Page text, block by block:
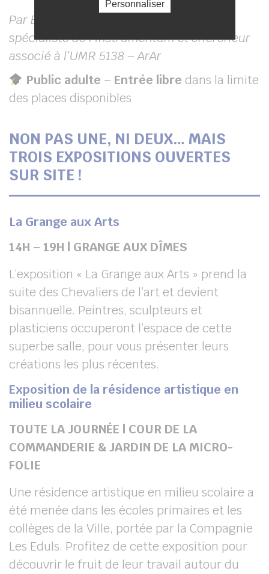
Par Élise Vigier, docteur en archéologie,
spécialiste de l’instrumentum et chercheur
associé à l’UMR 5138 – ArAr
Public adulte – Entrée libre dans la limite
des places disponibles
NON PAS UNE, NI DEUX… MAIS
TROIS EXPOSITIONS OUVERTES
SUR SITE !
La Grange aux Arts
14H – 19H | GRANGE AUX DÎMES
L’exposition « La Grange aux Arts » prend la
suite des Chevaliers de l’art et devient
bisannuelle. Peintres, sculpteurs et
plasticiens occuperont l’espace de cette
superbe salle, pour vous présenter leurs
créations les plus récentes.
Exposition de la résidence artistique en
milieu scolaire
TOUTE LA JOURNÉE | COUR DE LA
COMMANDERIE & JARDIN DE LA MICRO-
FOLIE
Une résidence artistique en milieu scolaire a
été menée dans les écoles primaires et les
collèges de la Ville, portée par la Compagnie
Les Eduls. Profitez de cette exposition pour
découvrir le fruit de leur travail autour du
Personnaliser